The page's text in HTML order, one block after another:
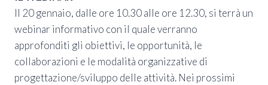
Il 20 gennaio, dalle ore 10.30 alle ore 12.30, si terrà un
webinar informativo con il quale verranno
approfonditi gli obiettivi, le opportunità, le
collaborazioni e le modalità organizzative di
progettazione/sviluppo delle attività. Nei prossimi